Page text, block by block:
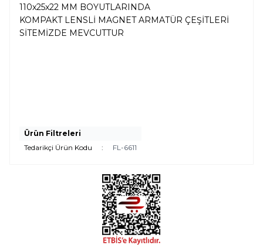
110x25x22 MM BOYUTLARINDA
KOMPAKT LENSLİ MAGNET ARMATÜR ÇEŞİTLERİ
SİTEMİZDE MEVCUTTUR
Ürün Filtreleri
Tedarikçi Ürün Kodu
: FL-6611